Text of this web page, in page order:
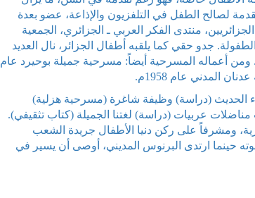
لصالح الطفل في التلفزيون والإذاعة، عضو بعدة
منتدى الفكر العربي ـ الجزائري، الجمعية
جدو حقي كما يلقبه أطفال الجزائر، نال العديد
من الجوائز الأدبية آخرها جائرة الطائف الأدبية في السعودية عام 1990‏. ومن أعماله المسرحية أيضاً: مسرحية جميلة بوحيرد عام
الحديث (دراسة) وظيفة شاغرة (مسرحية هزلية)
عربيات (دراسة) لغتنا الجميلة (كتاب تثقيفي).
ومشرفاً على ركن دنيا الأطفال جريدة الشعب
حينما ارتدى البرنوس المديني، أوصى أن يسير في